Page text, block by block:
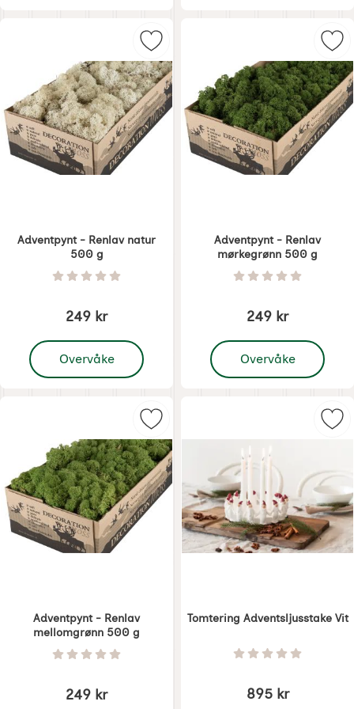
Adventpynt - Renlav natur
500 g
Varenummer 6812Vurdering: 0 Stjerne av 5
249 kr
Overvåke
, Adventpynt - Renlav natur 500 g
Merk adventpynt - Renlav natur
Adventpynt - Renlav
mørkegrønn 500 g
Varenummer 6813Vurdering: 0
249 kr
Overvåke
, Adventpynt - Renlav
Adventpynt - Renlav
mellomgrønn 500 g
Varenummer 6816Vurdering: 0 Stjerne av 5
249 kr
Merk adventpynt - Renlav
Tomtering Adventsljusstake Vit
Varenummer 7136Vurdering: 0
895 kr